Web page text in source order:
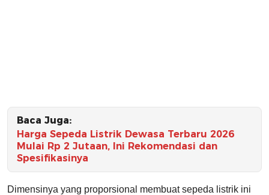
Baca Juga:
Harga Sepeda Listrik Dewasa Terbaru 2026
Mulai Rp 2 Jutaan, Ini Rekomendasi dan
Spesifikasinya
Dimensinya yang proporsional membuat sepeda listrik ini